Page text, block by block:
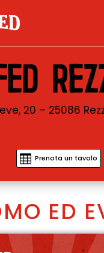
20 – 25086
Prenota un tavolo
ED